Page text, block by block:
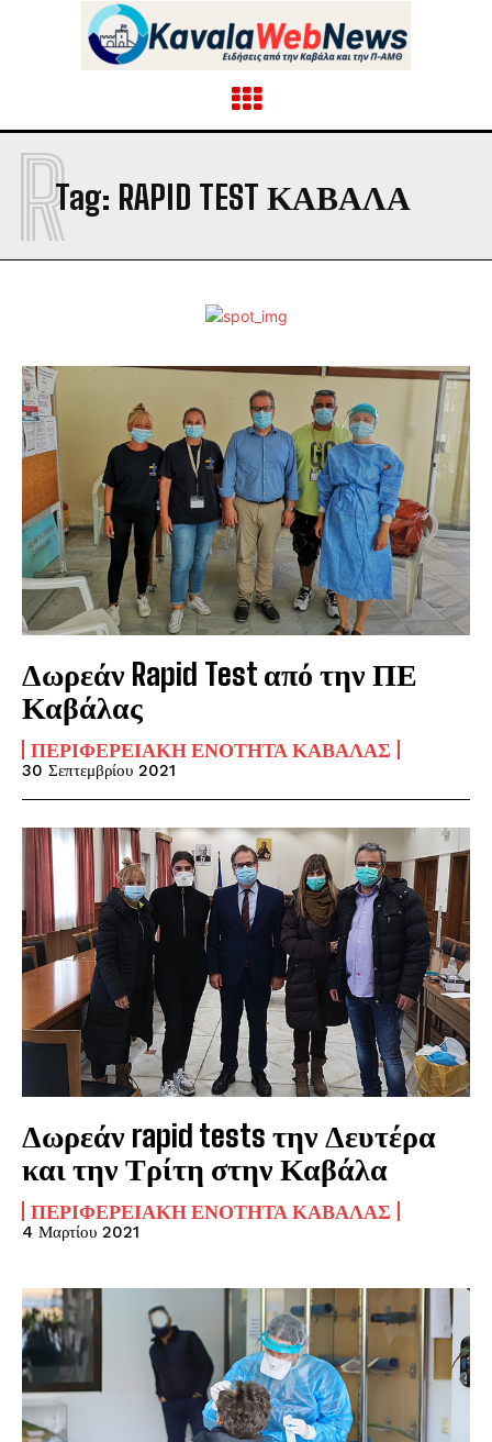
Tag: RAPID TEST ΚΑΒΆΛΑ
R
Δωρεάν Rapid Test από την ΠΕ
Καβάλας
ΠΕΡΙΦΕΡΕΙΑΚΉ ΕΝΌΤΗΤΑ ΚΑΒΆΛΑΣ
30 Σεπτεμβρίου 2021
Δωρεάν rapid tests την Δευτέρα
και την Τρίτη στην Καβάλα
ΠΕΡΙΦΕΡΕΙΑΚΉ ΕΝΌΤΗΤΑ ΚΑΒΆΛΑΣ
4 Μαρτίου 2021